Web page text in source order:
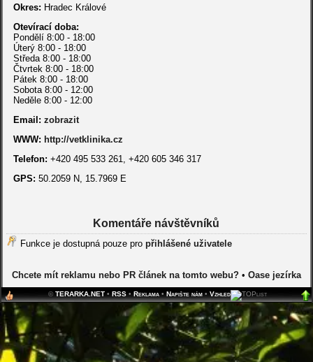
Okres: Hradec Králové
Otevírací doba:
Pondělí 8:00 - 18:00
Úterý 8:00 - 18:00
Středa 8:00 - 18:00
Čtvrtek 8:00 - 18:00
Pátek 8:00 - 18:00
Sobota 8:00 - 12:00
Neděle 8:00 - 12:00
Email: zobrazit
WWW: http://vetklinika.cz
Telefon: +420 495 533 261, +420 605 346 317
GPS: 50.2059 N, 15.7969 E
Komentáře návštěvníků
Funkce je dostupná pouze pro přihlášené uživatele
Chcete mít reklamu nebo PR článek na tomto webu?• Oase jezírka
©TERARKA.NET• RSS• Reklama• Napište nám• Vzhled